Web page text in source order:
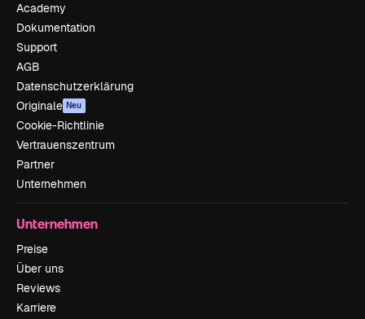
Academy
Dokumentation
Support
AGB
Datenschutzerklärung
Originale Neu
Cookie-Richtlinie
Vertrauenszentrum
Partner
Unternehmen
Unternehmen
Preise
Über uns
Reviews
Karriere